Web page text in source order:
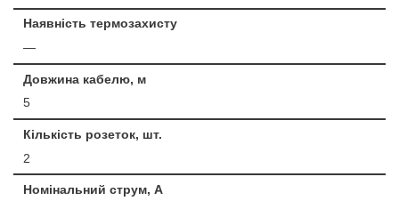
Наявність термозахисту
—
Довжина кабелю, м
5
Кількість розеток, шт.
2
Номінальний струм, А